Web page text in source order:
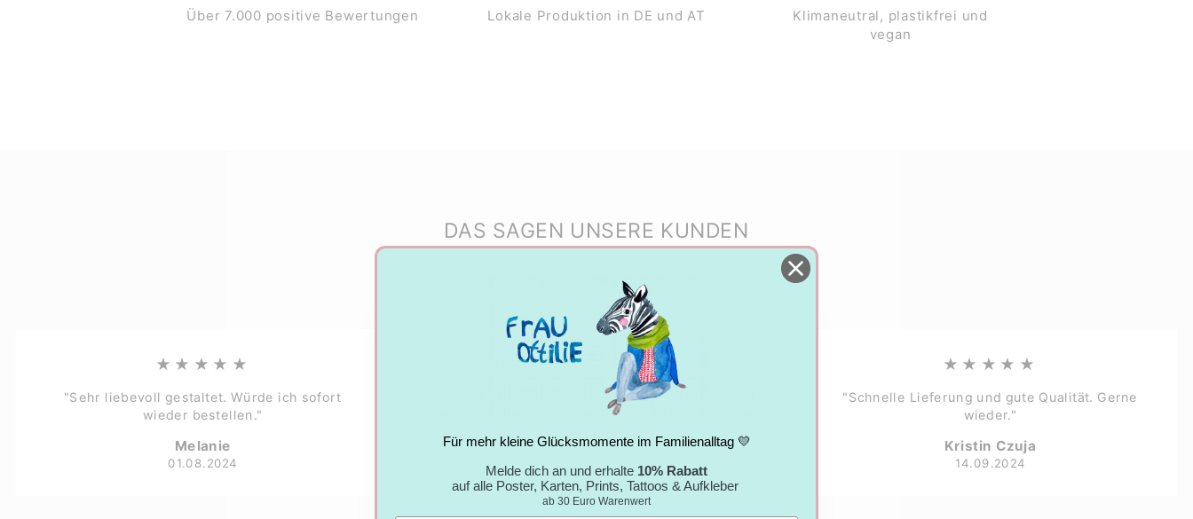
Über 7.000 positive Bewertungen Lokale Produktion in DE und AT
Klimaneutral, plastikfrei und
vegan
DAS SAGEN UNSERE KUNDEN
★★★★★
"Sehr liebevoll gestaltet. Würde ich sofort
wieder bestellen."
Melanie
01.08.2024
★★★★★
"Nachhaltigkeitsgedanke wird gelebt; sehr
nettes Paket mit tollem Umschlag; jederzeit
wieder."
Nicole
05.09.2024
★★★★★
"Schnelle Lieferung und gute Qualität. Gerne
wieder."
Kristin Czuja
14.09.2024
Für mehr kleine Glücksmomente im Familienalltag 💛
Melde dich an und erhalte 10% Rabatt
auf alle Poster, Karten, Prints, Tattoos & Aufkleber
ab 30 Euro Warenwert